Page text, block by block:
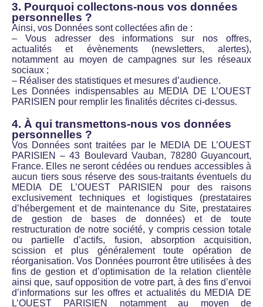
3. Pourquoi collectons-nous vos données
personnelles ?
Ainsi, vos Données sont collectées afin de :
– Vous adresser des informations sur nos offres,
actualités et évènements (newsletters, alertes),
notamment au moyen de campagnes sur les réseaux
sociaux ;
– Réaliser des statistiques et mesures d’audience.
Les Données indispensables au MEDIA DE L’OUEST
PARISIEN pour remplir les finalités décrites ci-dessus.
4. À qui transmettons-nous vos données
personnelles ?
Vos Données sont traitées par le MEDIA DE L’OUEST
PARISIEN – 43 Boulevard Vauban, 78280 Guyancourt,
France. Elles ne seront cédées ou rendues accessibles à
aucun tiers sous réserve des sous-traitants éventuels du
MEDIA DE L’OUEST PARISIEN pour des raisons
exclusivement techniques et logistiques (prestataires
d’hébergement et de maintenance du Site, prestataires
de gestion de bases de données) et de toute
restructuration de notre société, y compris cession totale
ou partielle d’actifs, fusion, absorption acquisition,
scission et plus généralement toute opération de
réorganisation. Vos Données pourront être utilisées à des
fins de gestion et d’optimisation de la relation clientèle
ainsi que, sauf opposition de votre part, à des fins d’envoi
d’informations sur les offres et actualités du MEDIA DE
L’OUEST PARISIEN notamment au moyen de